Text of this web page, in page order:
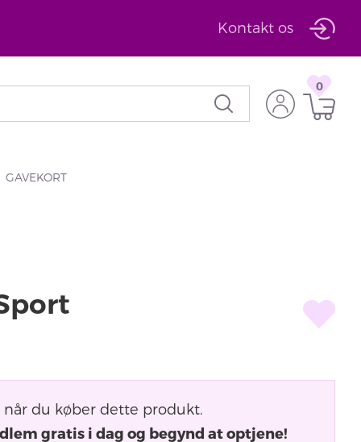
Kontakt os
0
GAVEKORT
når du køber dette produkt.
gratis i dag og begynd at optjene!